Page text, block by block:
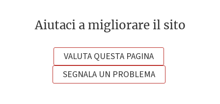
Aiutaci a migliorare il sito
VALUTA QUESTA PAGINA
SEGNALA UN PROBLEMA